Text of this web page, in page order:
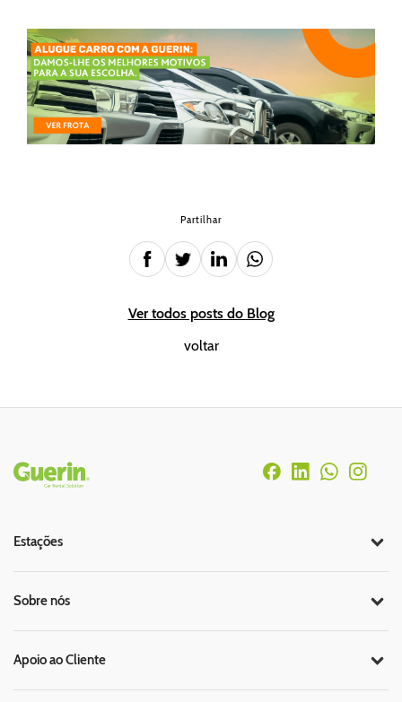
Partilhar
Ver todos posts do Blog
voltar
Rodapé
Estações
Sobre nós
Apoio ao Cliente